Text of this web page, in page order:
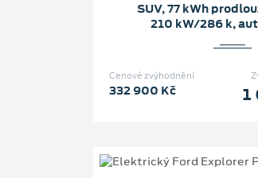
SUV, 77 kWh
210 kW/286 k,
1
Cenové zvýhodnění
332 900 Kč